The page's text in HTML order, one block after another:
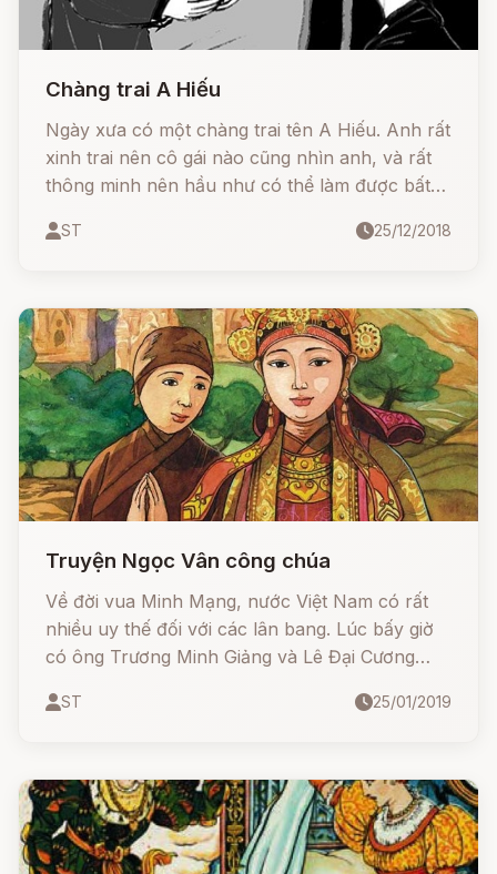
Chàng trai A Hiếu
Ngày xưa có một chàng trai tên A Hiếu. Anh rất
xinh trai nên cô gái nào cũng nhìn anh, và rất
thông minh nên hầu như có thể làm được bất
tới, bảo anh xây một cung điện mới với cột sơn
ST 25/12/2018
Truyện Ngọc Vân công chúa
Về đời vua Minh Mạng, nước Việt Nam có rất
nhiều uy thế đối với các lân bang. Lúc bấy giờ
có ông Trương Minh Giảng và Lê Đại Cương
đánh đuổi quân Xiêm La theo lời vua Cao Miên
ST 25/01/2019